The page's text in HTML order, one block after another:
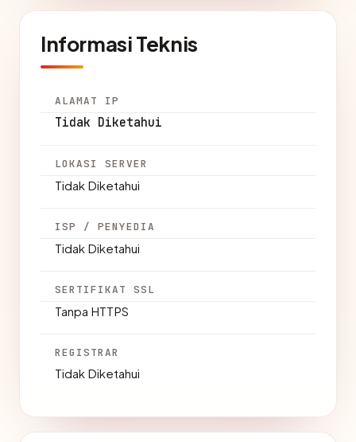
Informasi Teknis
ALAMAT IP
Tidak Diketahui
LOKASI SERVER
Tidak Diketahui
ISP / PENYEDIA
Tidak Diketahui
SERTIFIKAT SSL
Tanpa HTTPS
REGISTRAR
Tidak Diketahui